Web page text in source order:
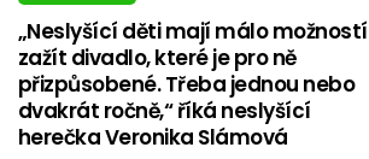
„Neslyšící děti mají málo možností
zažít divadlo, které je pro ně
přizpůsobené. Třeba jednou nebo
dvakrát ročně,“ říká neslyšící
herečka Veronika Slámová